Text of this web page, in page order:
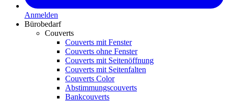
Anmelden
Bürobedarf
Couverts
Couverts mit Fenster
Couverts ohne Fenster
Couverts mit Seitenöffnung
Couverts mit Seitenfalten
Couverts Color
Abstimmungscouverts
Bankcouverts